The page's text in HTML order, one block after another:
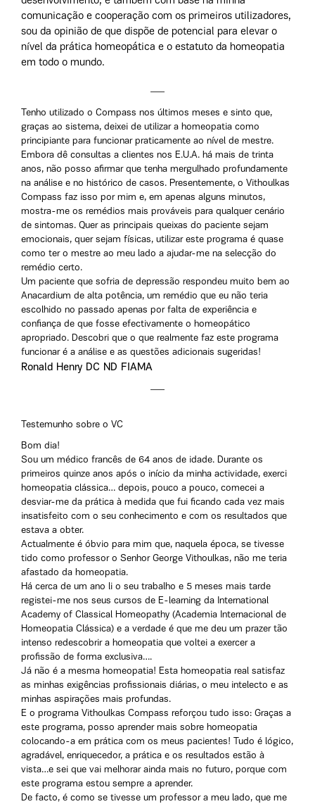
comunicação e cooperação com os primeiros utilizadores,
sou da opinião de que dispõe de potencial para elevar o
nível da prática homeopática e o estatuto da homeopatia
em todo o mundo.
Tenho utilizado o Compass nos últimos meses e sinto que,
graças ao sistema, deixei de utilizar a homeopatia como
principiante para funcionar praticamente ao nível de mestre.
Embora dê consultas a clientes nos E.U.A. há mais de trinta
anos, não posso afirmar que tenha mergulhado profundamente
na análise e no histórico de casos. Presentemente, o Vithoulkas
Compass faz isso por mim e, em apenas alguns minutos,
mostra-me os remédios mais prováveis para qualquer cenário
de sintomas. Quer as principais queixas do paciente sejam
emocionais, quer sejam físicas, utilizar este programa é quase
como ter o mestre ao meu lado a ajudar-me na selecção do
remédio certo.
Um paciente que sofria de depressão respondeu muito bem ao
Anacardium de alta potência, um remédio que eu não teria
escolhido no passado apenas por falta de experiência e
confiança de que fosse efectivamente o homeopático
apropriado. Descobri que o que realmente faz este programa
funcionar é a análise e as questões adicionais sugeridas!
Ronald Henry DC ND FIAMA
Testemunho sobre o VC
Bom dia!
Sou um médico francês de 64 anos de idade. Durante os
primeiros quinze anos após o início da minha actividade, exerci
homeopatia clássica… depois, pouco a pouco, comecei a
desviar-me da prática à medida que fui ficando cada vez mais
insatisfeito com o seu conhecimento e com os resultados que
estava a obter.
Actualmente é óbvio para mim que, naquela época, se tivesse
tido como professor o Senhor George Vithoulkas, não me teria
afastado da homeopatia.
Há cerca de um ano li o seu trabalho e 5 meses mais tarde
registei-me nos seus cursos de E-learning da International
Academy of Classical Homeopathy (Academia Internacional de
Homeopatia Clássica) e a verdade é que me deu um prazer tão
intenso redescobrir a homeopatia que voltei a exercer a
profissão de forma exclusiva….
Já não é a mesma homeopatia! Esta homeopatia real satisfaz
as minhas exigências profissionais diárias, o meu intelecto e as
minhas aspirações mais profundas.
E o programa Vithoulkas Compass reforçou tudo isso: Graças a
este programa, posso aprender mais sobre homeopatia
colocando-a em prática com os meus pacientes! Tudo é lógico,
agradável, enriquecedor, a prática e os resultados estão à
vista…e sei que vai melhorar ainda mais no futuro, porque com
este programa estou sempre a aprender.
De facto, é como se tivesse um professor a meu lado, que me